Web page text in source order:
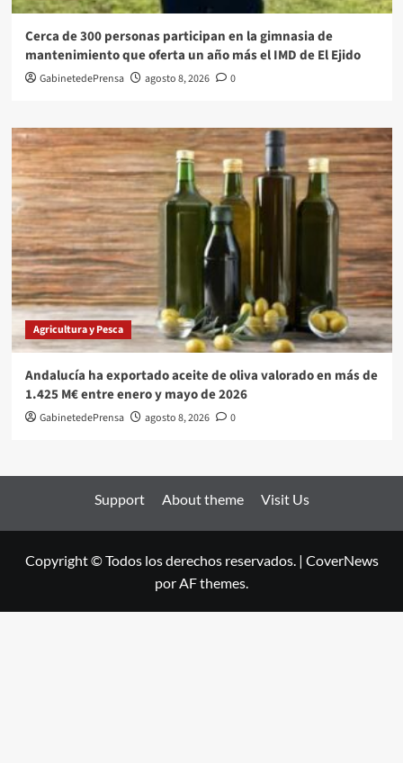
Cerca de 300 personas participan en la gimnasia de
mantenimiento que oferta un año más el IMD de El Ejido
GabinetedePrensa agosto 8, 2026 0
Agricultura y Pesca
Andalucía ha exportado aceite de oliva valorado en más de
1.425 M€ entre enero y mayo de 2026
GabinetedePrensa agosto 8, 2026 0
Support About theme Visit Us
Copyright © Todos los derechos reservados. | CoverNews
por AF themes.